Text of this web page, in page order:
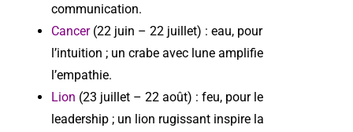
communication.
Cancer(22 juin – 22 juillet) : eau, pour
l’intuition ; un crabe avec lune amplifie
l’empathie.
Lion (23 juillet – 22 août) : feu, pour le
leadership ; un lion rugissant inspire la